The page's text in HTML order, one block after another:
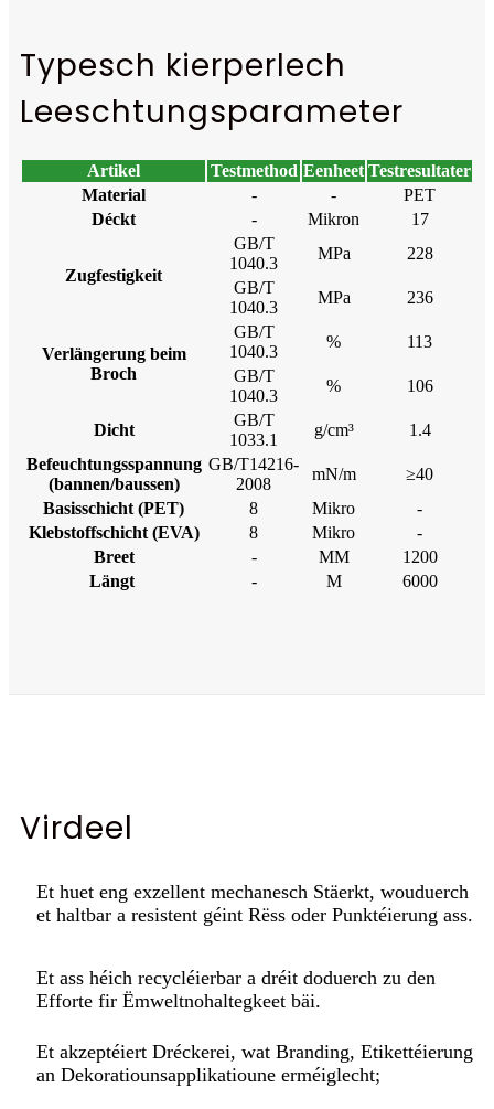
Typesch kierperlech
Leeschtungsparameter
Artikel Testmethod Eenheet Testresultater
Material
- -
PET
Déckt
- Mikron 17
Zugfestigkeit
GB/T
1040.3
MPa
228
GB/T
1040.3
MPa 236
Verlängerung beim
Broch
GB/T
1040.3
%
113
GB/T
1040.3
% 106
Dicht
GB/T
1033.1
g/cm³
1.4
Befeuchtungsspannung
(bannen/baussen)
GB/T14216-
2008
mN/m
≥40
Basisschicht (PET)
8 Mikro
-
Klebstoffschicht (EVA)
8 Mikro
-
Breet
- MM
1200
Längt
- M 6000
Virdeel
Et huet eng exzellent mechanesch Stäerkt, wouduerch
et haltbar a resistent géint Rëss oder Punktéierung ass.
Et ass héich recycléierbar a dréit doduerch zu den
Efforte fir Ëmweltnohaltegkeet bäi.
Et akzeptéiert Dréckerei, wat Branding, Etikettéierung
an Dekoratiounsapplikatioune erméiglecht;